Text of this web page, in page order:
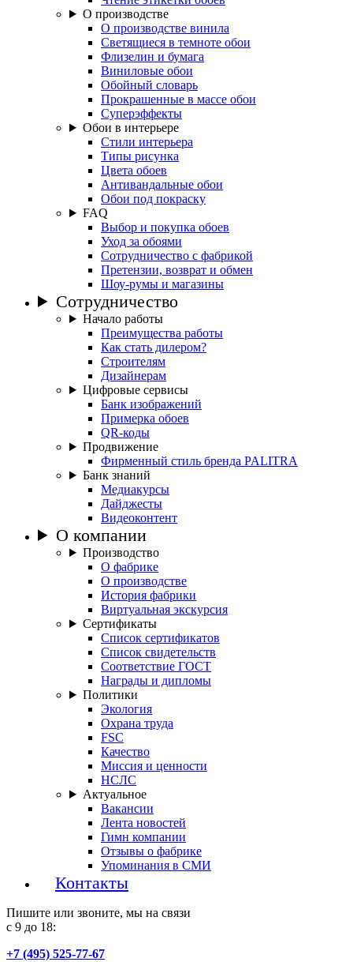
О производстве
О производстве винила
Светящиеся в темноте обои
Флизелин и бумага
Виниловые обои
Обойный словарь
Прокрашенные в массе обои
Суперэффекты
Обои в интерьере
Стили интерьера
Типы рисунка
Цвета обоев
Антивандальные обои
Обои под покраску
FAQ
Выбор и покупка обоев
Уход за обоями
Сотрудничество с фабрикой
Претензии, возврат и обмен
Шоу-румы и магазины
Сотрудничество
Начало работы
Преимущества работы
Как стать дилером?
Строителям
Дизайнерам
Цифровые сервисы
Банк изображений
Примерка обоев
QR-коды
Продвижение
Фирменный стиль бренда PALITRA
Банк знаний
Медиакурсы
Дайджесты
Видеоконтент
О компании
Производство
О фабрике
О производстве
История фабрики
Виртуальная экскурсия
Сертификаты
Список сертификатов
Список свидетельств
Соответствие ГОСТ
Награды и дипломы
Политики
Экология
Охрана труда
FSC
Качество
Миссия и ценности
НСЛС
Актуальное
Вакансии
Лента новостей
Гимн компании
Отзывы о фабрике
Упоминания в СМИ
Контакты
Пишите или звоните, мы на связи
с 9 до 18:
+7 (495) 525-77-67